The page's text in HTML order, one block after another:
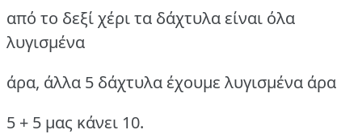
από το δεξί χέρι τα δάχτυλα είναι όλα
λυγισμένα
άρα, άλλα 5 δάχτυλα έχουμε λυγισμένα άρα
5 + 5 μας κάνει 10.